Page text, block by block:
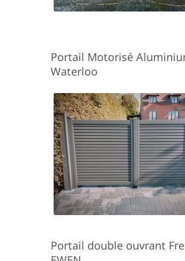
Portail Motorisé
Waterloo
Portail double ouvrant